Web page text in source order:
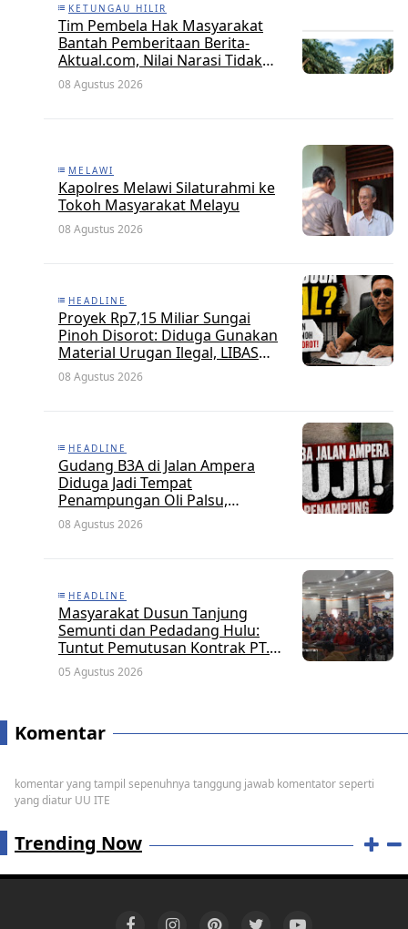
KETUNGAU HILIR
Tim Pembela Hak Masyarakat
Bantah Pemberitaan Berita-
Aktual.com, Nilai Narasi Tidak
Sesuai Fakta dan Akan Tempuh
Jalur Dewan Pers
08 Agustus 2026
MELAWI
Kapolres Melawi Silaturahmi ke
Tokoh Masyarakat Melayu
08 Agustus 2026
HEADLINE
Proyek Rp7,15 Miliar Sungai
Pinoh Disorot: Diduga Gunakan
Material Urugan Ilegal, LIBAS
Desak Audit Menyeluruh
08 Agustus 2026
HEADLINE
Gudang B3A di Jalan Ampera
Diduga Jadi Tempat
Penampungan Oli Palsu,
Pengusaha Inisial U Disorot
08 Agustus 2026
HEADLINE
Masyarakat Dusun Tanjung
Semunti dan Pedadang Hulu:
Tuntut Pemutusan Kontrak PT.
Satya Nusa Indah Perkasa
05 Agustus 2026
Komentar
komentar yang tampil sepenuhnya tanggung jawab komentator seperti
yang diatur UU ITE
Trending Now